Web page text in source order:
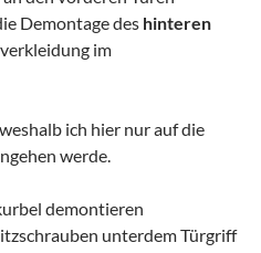
Demontage des hinteren
im
ich hier nur auf die
werde.
demontieren
unterdem Türgriff